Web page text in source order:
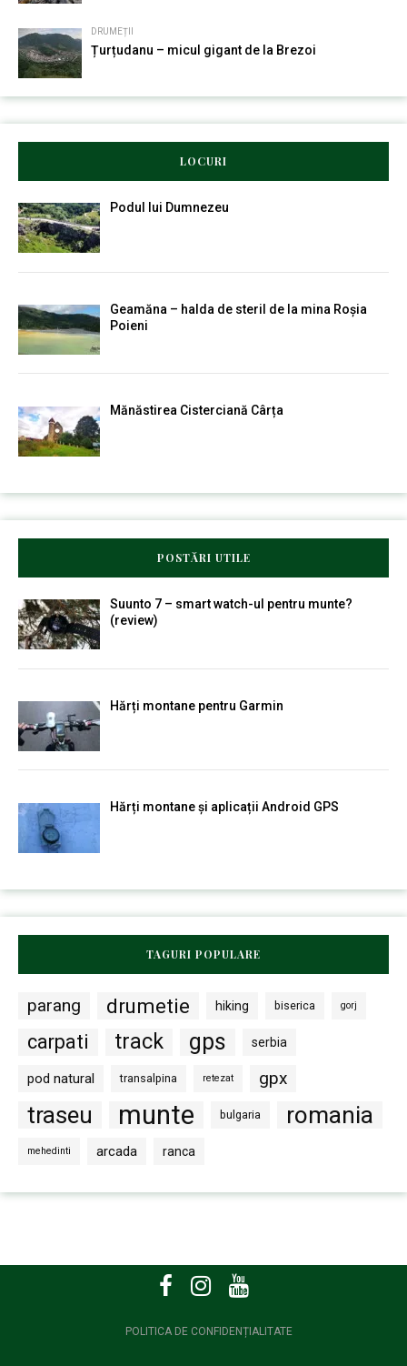
DRUMEȚII
Țurțudanu – micul gigant de la Brezoi
LOCURI
Podul lui Dumnezeu
Geamăna – halda de steril de la mina Roșia
Poieni
Mănăstirea Cisterciană Cârța
POSTĂRI UTILE
Suunto 7 – smart watch-ul pentru munte?
(review)
Hărți montane pentru Garmin
Hărți montane și aplicații Android GPS
TAGURI POPULARE
parang drumetie hiking biserica gorj
carpati track gps serbia
pod natural transalpina retezat gpx
traseu munte bulgaria romania
mehedinti arcada ranca
POLITICA DE CONFIDENȚIALITATE